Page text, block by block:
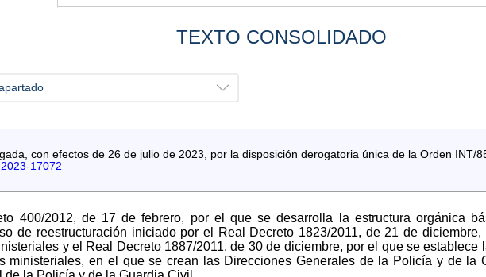
TEXTO CONSOLIDADO
con efectos de 26 de julio de 2023, por la disposición derogatoria única de la Orden INT/
17072
400/2012, de 17 de febrero, por el que se desarrolla la estructura orgánica
de reestructuración iniciado por el Real Decreto 1823/2011, de 21 de
y el Real Decreto 1887/2011, de 30 de diciembre, por el que se establece
ministeriales, en el que se crean las Direcciones Generales de la Policía y de la